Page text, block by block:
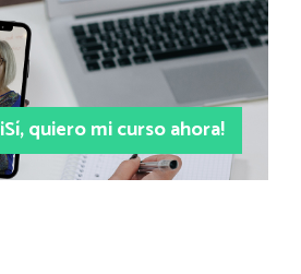
¡Sí, quiero mi curso ahora!